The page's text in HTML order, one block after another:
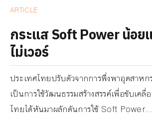
ARTICLE
กระแส Soft Power น้อย
ไม่เวอร์
ประเทศไทยปรับตัวจากการพึ่งพาอุตสาหก
เป็นการใช้วัฒนธรรมสร้างสรรค์เพื่อขับเคลื่
ไทยได้หันมาผลักดันการใช้ Soft Power...